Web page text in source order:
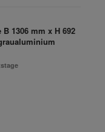
1306 mm x H 692